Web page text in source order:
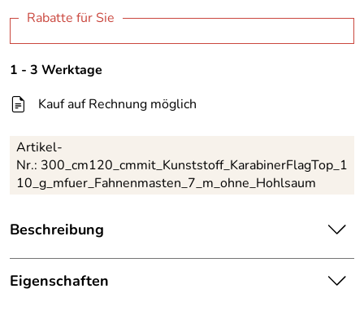
Rabatte für Sie
1 - 3 Werktage
Kauf auf Rechnung möglich
Artikel-
Nr.: 300_cm120_cmmit_Kunststoff_KarabinerFlagTop_1
10_g_mfuer_Fahnenmasten_7_m_ohne_Hohlsaum
Beschreibung
Material: Polyestergewirk
Druck: einseitig
Eigenschaften